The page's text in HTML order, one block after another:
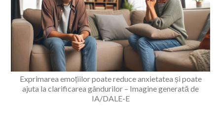
Exprimarea emoțiilor poate reduce anxietatea și poate
ajuta la clarificarea gândurilor – Imagine generată de
IA/DALE-E